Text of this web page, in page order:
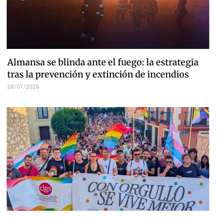
Almansa se blinda ante el fuego: la estrategia
tras la prevención y extinción de incendios
28/07/2026